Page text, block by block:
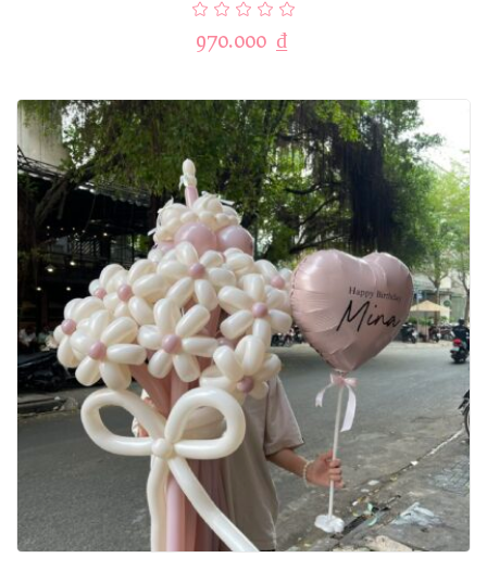
970.000 ₫